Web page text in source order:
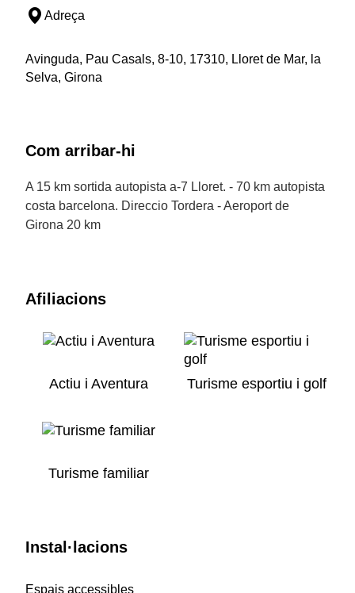
Adreça
Avinguda, Pau Casals, 8-10, 17310, Lloret de Mar, la
Selva, Girona
Com arribar-hi
A 15 km sortida autopista a-7 Lloret. - 70 km autopista
costa barcelona. Direccio Tordera - Aeroport de
Girona 20 km
Afiliacions
Actiu i Aventura Turisme esportiu i golf
Turisme familiar
Instal·lacions
Espais accessibles